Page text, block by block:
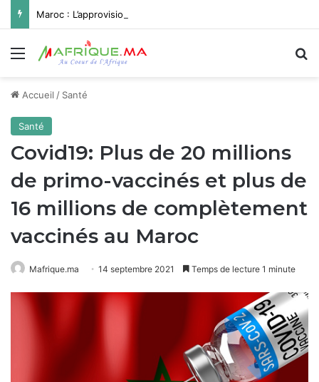
Menu
Accueil / Santé
Santé
Covid19: Plus de 20 millions
de primo-vaccinés et plus de
16 millions de complètement
vaccinés au Maroc
Mafrique.ma 14 septembre 2021 Temps de lecture 1 minute